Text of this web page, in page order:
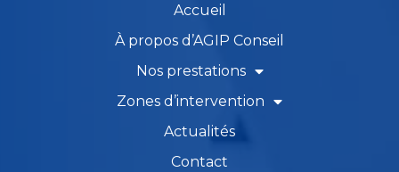
Accueil
À propos d’AGIP Conseil
Nos prestations
Zones d’intervention
Actualités
Contact